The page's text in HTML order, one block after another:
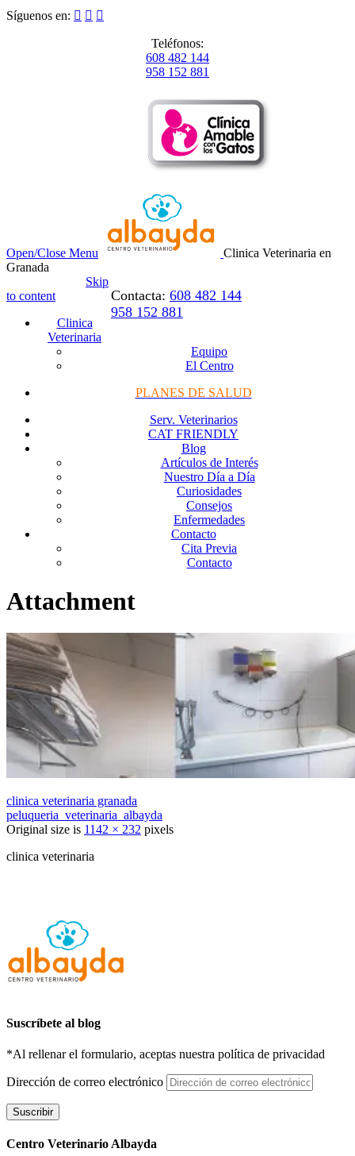
Síguenos en:   
Teléfonos:
608 482 144
958 152 881
Open/Close Menu
Clinica Veterinaria en
Granada
Contacta: 608 482 144
958 152 881
Skip
to content
Clinica
Veterinaria
Equipo
El Centro
PLANES DE SALUD
Serv. Veterinarios
CAT FRIENDLY
Blog
Artículos de Interés
Nuestro Día a Día
Curiosidades
Consejos
Enfermedades
Contacto
Cita Previa
Contacto
Attachment
clinica veterinaria granada
peluqueria_veterinaria_albayda
Original size is 1142 × 232 pixels
clinica veterinaria
Suscríbete al blog
*Al rellenar el formulario, aceptas nuestra política de privacidad
Dirección de correo electrónico
Suscribir
Centro Veterinario Albayda